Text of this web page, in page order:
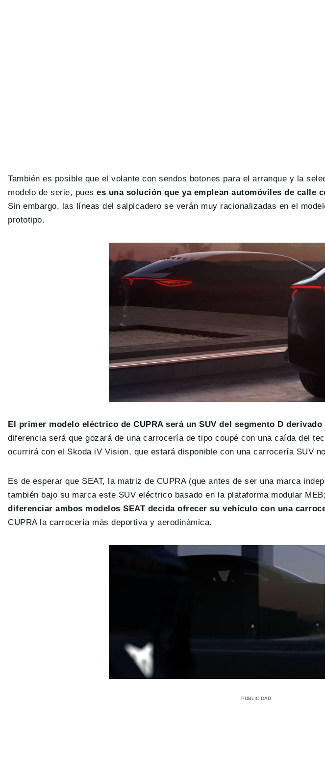
También es posible que el volante con sendos botones para el arranque y la
modelo de serie, pueses una solución que ya emplean automóviles de calle
Sin embargo, las líneas del salpicadero se verán muy racionalizadas en el
prototipo.
El primer modelo eléctrico de CUPRA será un SUV del segmento D derivado
diferencia será que gozará de una carrocería de tipo coupé con una caída del
ocurrirá con el Skoda iV Vision, que estará disponible con una carrocería SUV
Es de esperar que SEAT, la matriz de CUPRA (que antes de ser una marca
también bajo su marca este SUV eléctrico basado en la plataforma modular
diferenciar ambos modelos SEAT decida ofrecer su vehículo con una
CUPRA la carrocería más deportiva y aerodinámica.